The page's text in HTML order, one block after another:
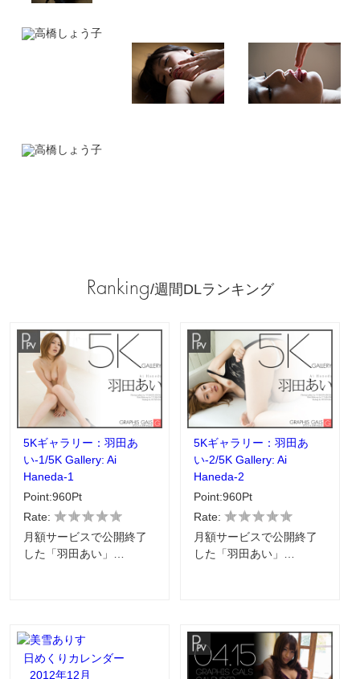
Ranking/週間DLランキング
5Kギャラリー：羽田あ
い-1/5K Gallery: Ai
Haneda-1
Point:960Pt
Rate:
月額サービスで公開終了
した「羽田あい」…
5Kギャラリー：羽田あ
い-2/5K Gallery: Ai
Haneda-2
Point:960Pt
Rate:
月額サービスで公開終了
した「羽田あい」…
日めくりカレンダー
_2012年12月